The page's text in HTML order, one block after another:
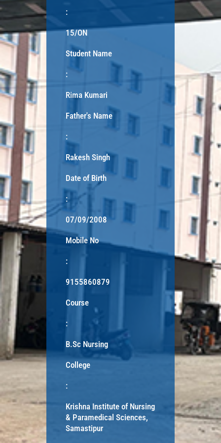
:
15/ON
Student Name
:
Rima Kumari
Father's Name
:
Rakesh Singh
Date of Birth
:
07/09/2008
Mobile No
:
9155860879
Course
:
B.Sc Nursing
College
:
Krishna Institute of Nursing
& Paramedical Sciences,
Samastipur